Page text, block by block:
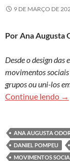
9 DE MARÇO DE
Por Ana Augusta
Desde o design
movimentos
grupos ou uni-los
Continue lendo →
ANA AUGUSTA
DANIEL POMPEU
MOVIMENTOS